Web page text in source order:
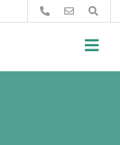
Buscar